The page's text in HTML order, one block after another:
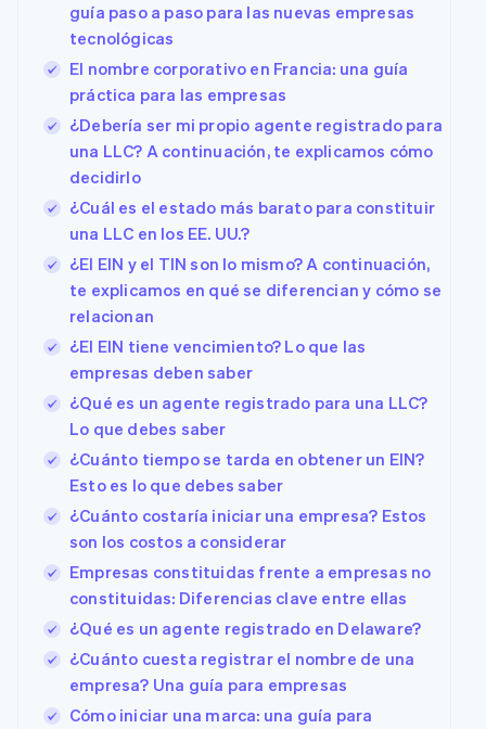
guía paso a paso para las nuevas empresas
tecnológicas
El nombre corporativo en Francia: una guía
práctica para las empresas
¿Debería ser mi propio agente registrado para
una LLC? A continuación, te explicamos cómo
decidirlo
¿Cuál es el estado más barato para constituir
una LLC en los EE. UU.?
¿El EIN y el TIN son lo mismo? A continuación,
te explicamos en qué se diferencian y cómo se
relacionan
¿El EIN tiene vencimiento? Lo que las
empresas deben saber
¿Qué es un agente registrado para una LLC?
Lo que debes saber
¿Cuánto tiempo se tarda en obtener un EIN?
Esto es lo que debes saber
¿Cuánto costaría iniciar una empresa? Estos
son los costos a considerar
Empresas constituidas frente a empresas no
constituidas: Diferencias clave entre ellas
¿Qué es un agente registrado en Delaware?
¿Cuánto cuesta registrar el nombre de una
empresa? Una guía para empresas
Cómo iniciar una marca: una guía para